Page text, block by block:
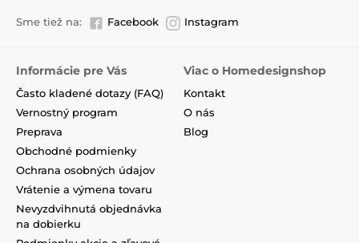
Sme tiež na: Facebook Instagram
Informácie pre Vás
Často kladené dotazy (FAQ)
Vernostný program
Preprava
Obchodné podmienky
Ochrana osobných údajov
Vrátenie a výmena tovaru
Nevyzdvihnutá objednávka
na dobierku
Viac o Homedesignshop
Kontakt
O nás
Blog